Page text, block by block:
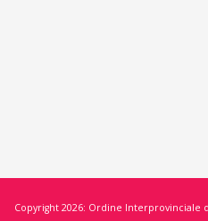
Copyright 2026: Ordine Interprovinciale